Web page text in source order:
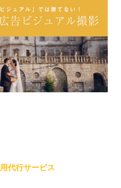
代行サービス